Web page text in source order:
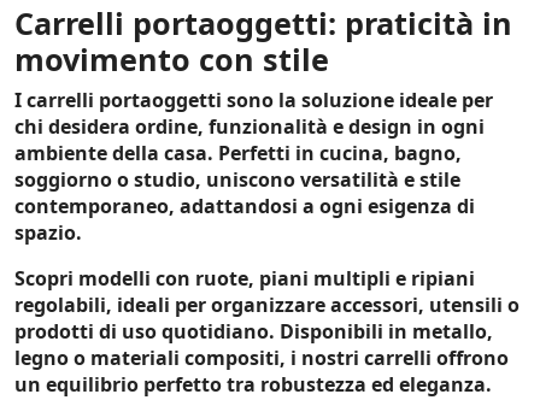
Carrelli portaoggetti: praticità in
movimento con stile
Icarrelli portaoggetti sono la soluzione ideale per
chi desidera ordine, funzionalità e design in ogni
ambiente della casa. Perfetti in cucina, bagno,
soggiorno o studio, unisconoversatilità e stile
contemporaneo, adattandosi a ogni esigenza di
spazio.
Scopri modelli con ruote, piani multipli e ripiani
regolabili, ideali per organizzare accessori, utensili o
prodotti di uso quotidiano. Disponibili in metallo,
legno o materiali compositi, i nostri carrelli offrono
un equilibrio perfetto tra robustezza ed eleganza.